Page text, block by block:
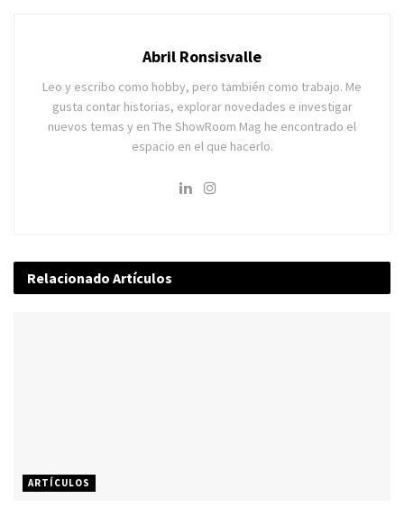
Abril Ronsisvalle
Leo y escribo como hobby, pero también como trabajo. Me
gusta contar historias, explorar novedades e investigar
nuevos temas y en The ShowRoom Mag he encontrado el
espacio en el que hacerlo.
Relacionado Artículos
ARTÍCULOS